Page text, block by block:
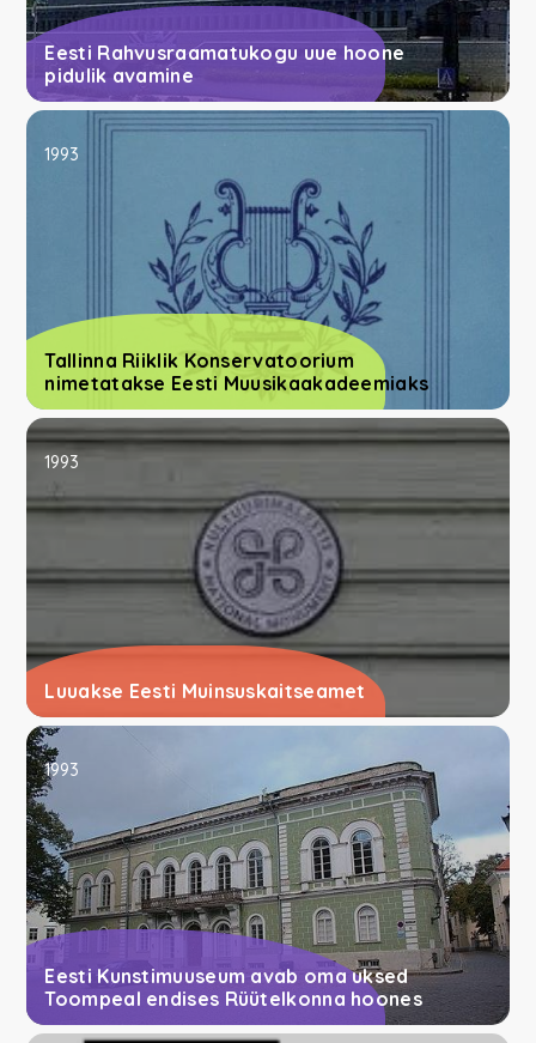
Eesti Rahvusraamatukogu uue hoone
pidulik avamine
Tallinna Riiklik Konservatoorium
nimetatakse Eesti Muusikaakadeemiaks
1993
Luuakse Eesti Muinsuskaitseamet
1993
Eesti Kunstimuuseum avab oma uksed
Toompeal endises Rüütelkonna hoones
1993